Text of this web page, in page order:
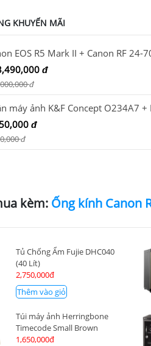
KHUYẾN MÃI
đ
đ
đ
đ
kèm:
Tủ Chống Ẩm Fujie DHC040
(40 Lít)
2,750,000đ
Thêm vào giỏ
Túi máy ảnh Herringbone
Timecode Small Brown
1,650,000đ